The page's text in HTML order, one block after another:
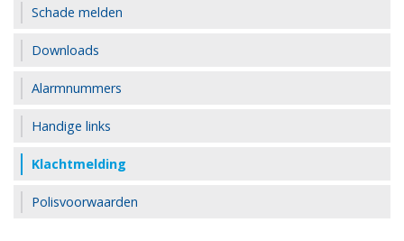
Schade melden
Downloads
Alarmnummers
Handige links
Klachtmelding
Polisvoorwaarden